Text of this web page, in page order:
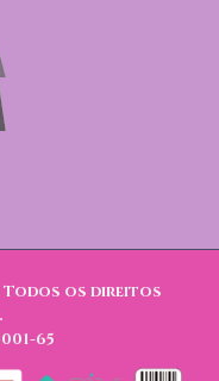
Todos os direitos
65